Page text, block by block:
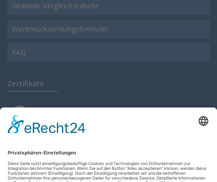
Gewinde-Vergleichstabelle
Warenrücksendungsformular
FAQ
Zertifikate